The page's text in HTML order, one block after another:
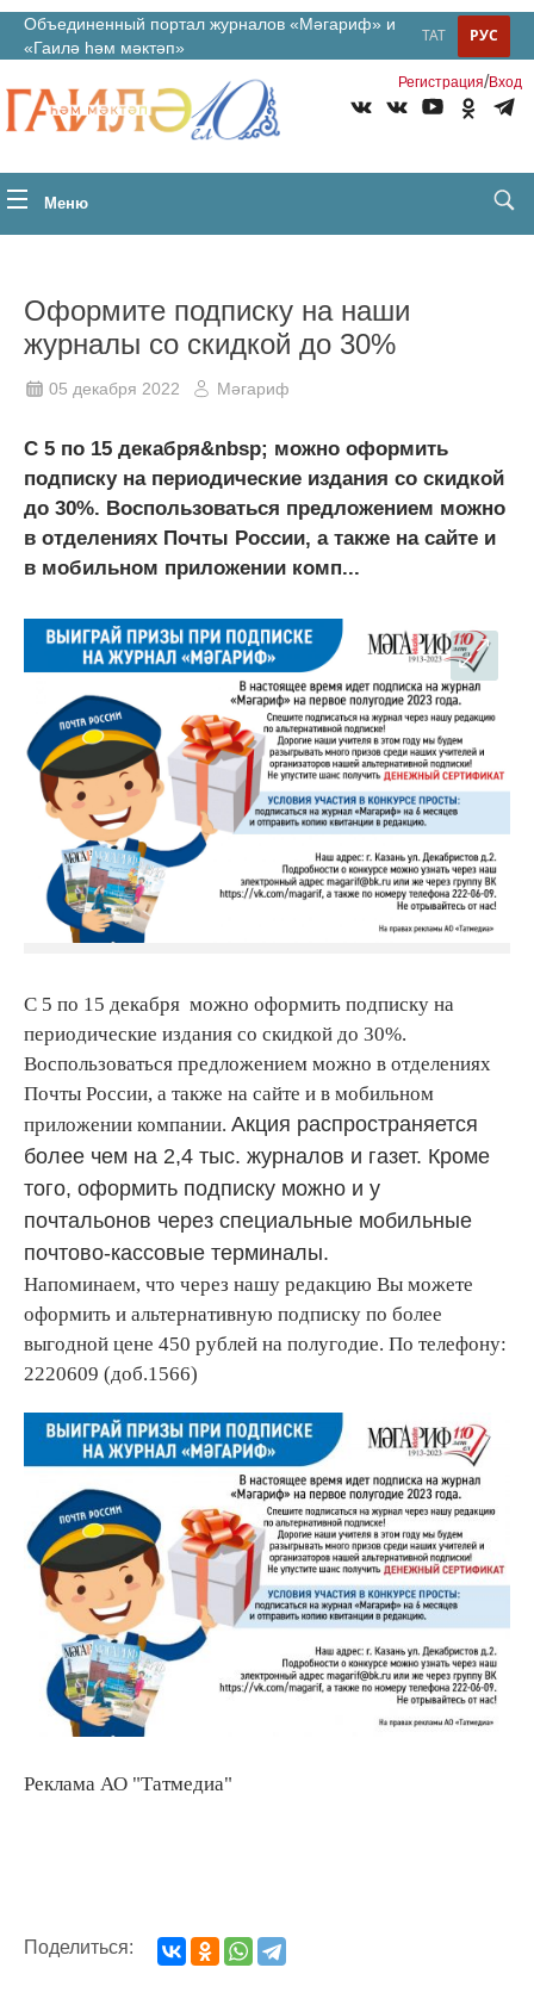
Объединенный портал журналов «Мәгариф» и
«Гаилә һәм мәктәп»
РУС
ТАТ
Регистрация/Вход
Меню
Оформите подписку на наши
журналы со скидкой до 30%
05 декабря 2022 Мәгариф
С 5 по 15 декабря&nbsp; можно оформить
подписку на периодические издания со скидкой
до 30%. Воспользоваться предложением можно
в отделениях Почты России, а также на сайте и
в мобильном приложении комп...
С 5 по 15 декабря можно оформить подписку на
периодические издания со скидкой до 30%.
Воспользоваться предложением можно в отделениях
Почты России, а также на сайте и в мобильном
приложении компании. Акция распространяется
более чем на 2,4 тыс. журналов и газет. Кроме
того, оформить подписку можно и у
почтальонов через специальные мобильные
почтово-кассовые терминалы.
Напоминаем, что через нашу редакцию Вы можете
оформить и альтернативную подписку по более
выгодной цене 450 рублей на полугодие. По телефону:
2220609 (доб.1566)
Реклама АО "Татмедиа"
Поделиться: